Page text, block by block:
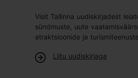
Visit Tallinna uudiskirjadest
sündmuste, uute
atraktsioonide ja
Liitu uudiskirjaga